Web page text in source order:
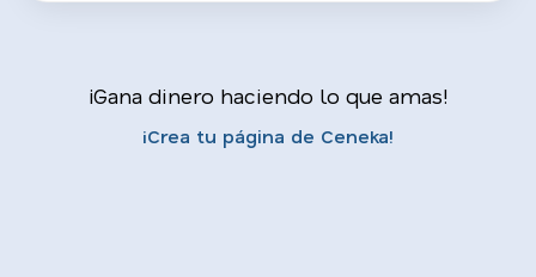
¡Gana dinero haciendo lo que amas!
¡Crea tu página de Ceneka!